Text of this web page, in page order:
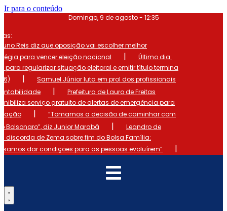
Ir para o conteúdo
Domingo, 9 de agosto - 12:35
Reis diz que oposição vai escolher melhor
para vencer eleição nacional
|
Último dia:
para regularizar situação eleitoral e emitir título termina
|
Samuel Júnior luta em prol dos profissionais
|
Prefeitura de Lauro de Freitas
serviço gratuito de alertas de emergência para
|
“Tomamos a decisão de caminhar com
Bolsonaro”, diz Junior Marabá
|
Leandro de
discorda de Zema sobre fim do Bolsa Família:
dar condições para as pessoas evoluírem”
|